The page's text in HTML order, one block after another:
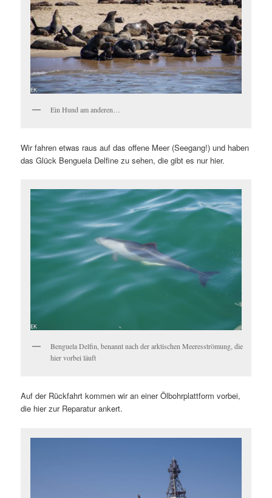
Ein Hund am anderen…
Wir fahren etwas raus auf das offene Meer (Seegang!) und haben
das Glück Benguela Delfine zu sehen, die gibt es nur hier.
Benguela Delfin, benannt nach der arktischen Meeresströmung, die
hier vorbei läuft
Auf der Rückfahrt kommen wir an einer Ölbohrplattform vorbei,
die hier zur Reparatur ankert.